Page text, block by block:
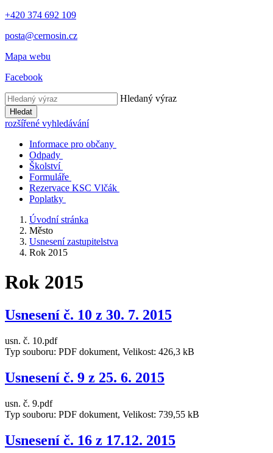
+420 374 692 109
posta@cernosin.cz
Mapa webu
Facebook
Hledaný výraz
Hledat
rozšířené vyhledávání
Informace pro občany
Odpady
Školství
Formuláře
Rezervace KSC Vlčák
Poplatky
Úvodní stránka
Město
Usnesení zastupitelstva
Rok 2015
Rok 2015
Usnesení č. 10 z 30. 7. 2015
usn. č. 10.pdf
Typ souboru: PDF dokument, Velikost: 426,3 kB
Usnesení č. 9 z 25. 6. 2015
usn. č. 9.pdf
Typ souboru: PDF dokument, Velikost: 739,55 kB
Usnesení č. 16 z 17.12. 2015